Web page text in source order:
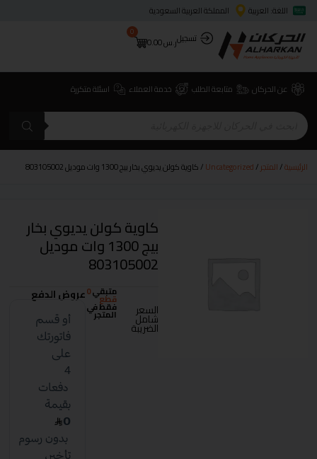
اللغة: العربية
المملكة العربية السعودية
تسجيلر.س0.00
0
عن الحركان متابعة الطلب خدمة العملاء اسئلة متكررة
الرئيسية/المتجر/
Uncategorized/ كاوية كولن يديوي بخار بيج 1300 وات موديل 803105002
كاوية كولن يديوي بخار
بيج 1300 وات موديل
803105002
السعر
شامل
الضريبة
متبقي0
قطع
فقط في
المتجر
عروض الدفع